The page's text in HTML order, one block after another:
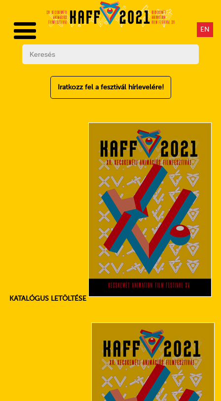
EN
Iratkozz fel a fesztivál hírlevelére!
KATALÓGUS LETÖLTÉSE